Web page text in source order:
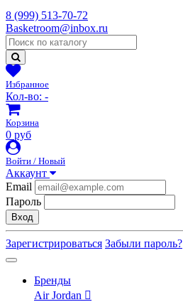
8 (999) 513-70-72
Basketroom@inbox.ru
Избранное
Кол-во: -
Корзина
0 руб
Войти / Новый
Аккаунт
Email
Пароль
Вход
Зарегистрироваться Забыли пароль?
Бренды
Air Jordan